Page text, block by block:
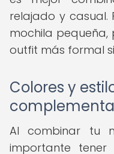
relajado y casual.
mochila pequeña,
outfit más formal
Colores y
Al combinar tu
importante